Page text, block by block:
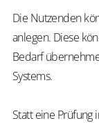
Die Nutzenden
anlegen. Diese
Bedarf
Systems.
Statt eine Prüfung